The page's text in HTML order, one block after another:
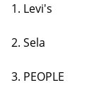
1. Levi's
2. Sela
3. PEOPLE